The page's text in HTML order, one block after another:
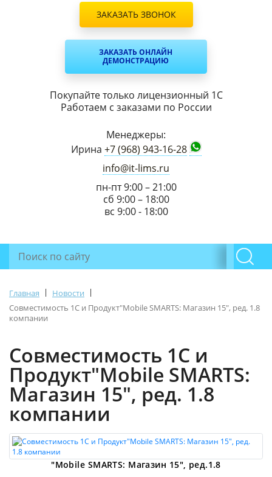
ЗАКАЗАТЬ ЗВОНОК
ЗАКАЗАТЬ ОНЛАЙН
ДЕМОНСТРАЦИЮ
Покупайте только лицензионный 1С
Работаем с заказами по России
Менеджеры:
Ирина +7 (968) 943-16-28
info@it-lims.ru
пн-пт 9:00 – 21:00
сб 9:00 – 18:00
вс 9:00 - 18:00
Главная | Новости
|
Совместимость 1С и Продукт"Mobile SMARTS: Магазин 15", ред. 1.8
компании
Совместимость 1С и
Продукт"Mobile SMARTS:
Магазин 15", ред. 1.8
компании
"Mobile SMARTS: Магазин 15", ред.1.8